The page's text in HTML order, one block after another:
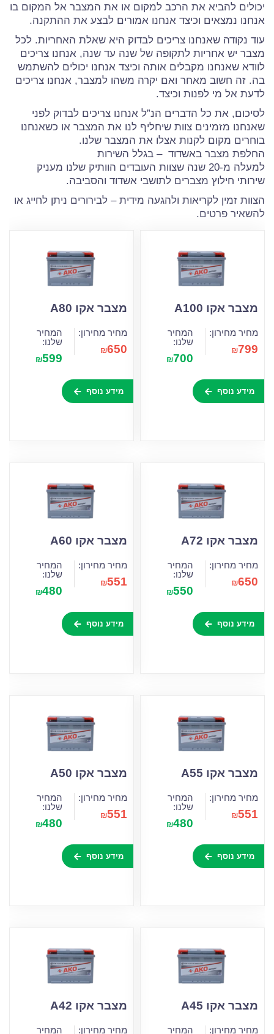
יכולים להביא את הרכב למקום או את המצבר אל המקום בו
אנחנו נמצאים וכיצד אנחנו אמורים לבצע את ההתקנה.
עוד נקודה שאנחנו צריכים לבדוק היא שאלת האחריות. לכל
מצבר יש אחריות לתקופה של שנה עד שנה, אנחנו צריכים
לוודא שאנחנו מקבלים אותה וכיצד אנחנו יכולים להשתמש
בה. זה חשוב מאחר ואם יקרה משהו למצבר, אנחנו צריכים
לדעת אל מי לפנות וכיצד.
לסיכום, את כל הדברים הנ”ל אנחנו צריכים לבדוק לפני
שאנחנו מזמינים צוות שיחליף לנו את המצבר או כשאנחנו
בוחרים מקום לקנות אצלו את המצבר שלנו.
החלפת מצבר באשדוד – בגלל השירות
למעלה מ-20 שנה שצוות העובדים הוותיק שלנו מעניק
שירותי חילוץ מצברים לתושבי אשדוד והסביבה.
הצוות זמין לקריאות ולהגעה מידית – לבירורים ניתן לחייג או
להשאיר פרטים.
מצבר אקו A100
מחיר מחירון:
₪799
המחיר
שלנו:
₪700
מידע נוסף
מצבר אקו A80
מחיר מחירון:
₪650
המחיר
שלנו:
₪599
מידע נוסף
מצבר אקו A72
מחיר מחירון:
₪650
המחיר
שלנו:
₪550
מידע נוסף
מצבר אקו A60
מחיר מחירון:
₪551
המחיר
שלנו:
₪480
מידע נוסף
מצבר אקו A55
מחיר מחירון:
₪551
המחיר
שלנו:
₪480
מידע נוסף
מצבר אקו A50
מחיר מחירון:
₪551
המחיר
שלנו:
₪480
מידע נוסף
מצבר אקו A45
מחיר מחירון: המחיר
מצבר אקו A42
מחיר מחירון: המחיר